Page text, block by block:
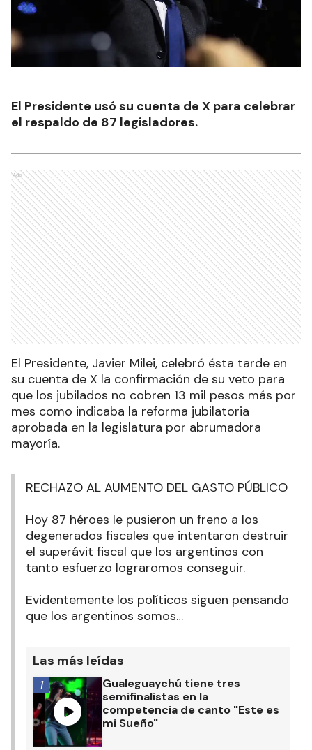
El Presidente usó su cuenta de X para celebrar
el respaldo de 87 legisladores.
Ads
El Presidente, Javier Milei, celebró ésta tarde en
su cuenta de X la confirmación de su veto para
que los jubilados no cobren 13 mil pesos más por
mes como indicaba la reforma jubilatoria
aprobada en la legislatura por abrumadora
mayoría.
RECHAZO AL AUMENTO DEL GASTO PÚBLICO
Hoy 87 héroes le pusieron un freno a los
degenerados fiscales que intentaron destruir
el superávit fiscal que los argentinos con
tanto esfuerzo lograromos conseguir.
Evidentemente los políticos siguen pensando
que los argentinos somos…
Las más leídas
Gualeguaychú tiene tres
semifinalistas en la
competencia de canto "Este es
mi Sueño"
1